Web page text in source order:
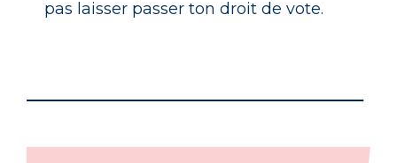
pas laisser passer ton droit de vote.